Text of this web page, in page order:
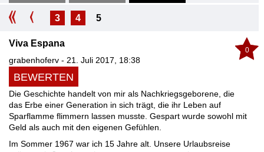
3 4 5
0
Viva Espana
grabenhoferv - 21. Juli 2017, 18:38
BEWERTEN
Die Geschichte handelt von mir als Nachkriegsgeborene, die
das Erbe einer Generation in sich trägt, die ihr Leben auf
Sparflamme flimmern lassen musste. Gespart wurde sowohl mit
Geld als auch mit den eigenen Gefühlen.
Im Sommer 1967 war ich 15 Jahre alt. Unsere Urlaubsreise